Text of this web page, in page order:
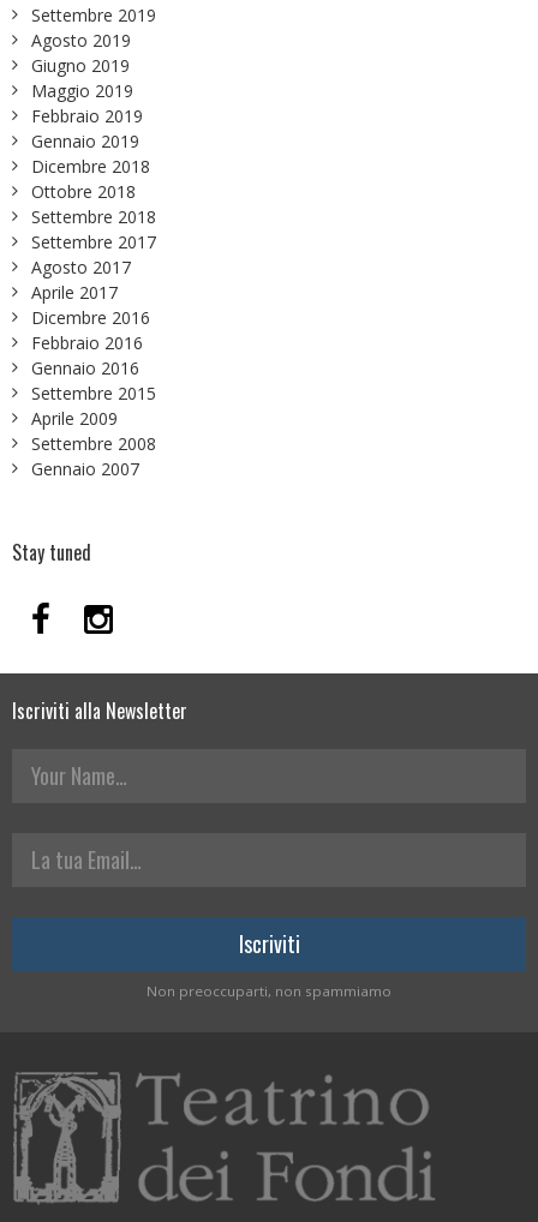
Settembre 2019
Agosto 2019
Giugno 2019
Maggio 2019
Febbraio 2019
Gennaio 2019
Dicembre 2018
Ottobre 2018
Settembre 2018
Settembre 2017
Agosto 2017
Aprile 2017
Dicembre 2016
Febbraio 2016
Gennaio 2016
Settembre 2015
Aprile 2009
Settembre 2008
Gennaio 2007
Stay tuned
Iscriviti alla Newsletter
Your Name
La tua Email
Non preoccuparti, non spammiamo